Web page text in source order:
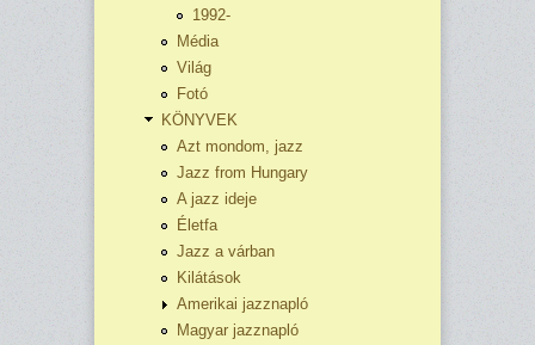
1992-
Média
Világ
Fotó
KÖNYVEK
Azt mondom, jazz
Jazz from Hungary
A jazz ideje
Életfa
Jazz a várban
Kilátások
Amerikai jazznapló
Magyar jazznapló